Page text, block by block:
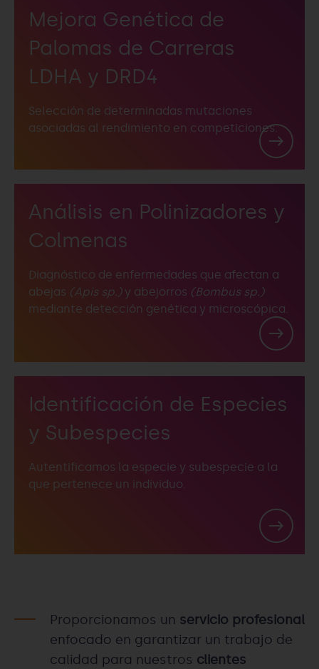
Mejora Genética de
Palomas de Carreras
LDHA y DRD4
Selección de determinadas mutaciones
asociadas al rendimiento en competiciones.
Análisis en Polinizadores y
Colmenas
Diagnóstico de enfermedades que afectan a
abejas (Apis sp.)y abejorros (Bombus sp.)
mediante detección genética y microscópica.
Identificación de Especies
y Subespecies
Autentificamos la especie y subespecie a la
que pertenece un individuo.
Proporcionamos un servicio profesional
enfocado en garantizar un trabajo de
calidad para nuestros clientes